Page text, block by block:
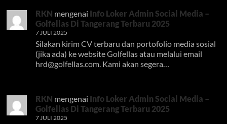
RKN mengenai Info Loker Admin Social Media –
Golfellas Di Tangerang Terbaru 2025
7 JULI 2025
Silakan kirim CV terbaru dan portofolio media sosial
(jika ada) ke website Golfellas atau melalui email
hrd@golfellas.com. Kami akan segera…
RKN mengenai Info Loker Admin Social Media –
Golfellas Di Tangerang Terbaru 2025
7 JULI 2025